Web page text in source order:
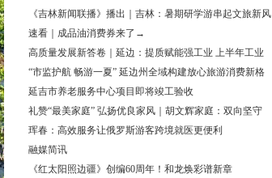
《吉林新闻联播》播出｜吉林：暑期研学游串起文旅新风
景
速看｜成品油消费券来了→
高质量发展新答卷｜延边：提质赋能强工业 上半年工业
经济增速领跑全省
“市监护航 畅游一夏” 延边州全域构建放心旅游消费新格
局
延吉市养老服务中心项目即将竣工验收
礼赞“最美家庭” 弘扬优良家风｜胡文辉家庭：双向坚守
书写家国担当
珲春：高效服务让俄罗斯游客跨境就医更便利
融媒简讯
《红太阳照边疆》创编60周年！和龙焕彩谱新章